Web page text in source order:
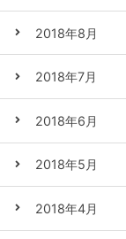
2018年8月
2018年7月
2018年6月
2018年5月
2018年4月